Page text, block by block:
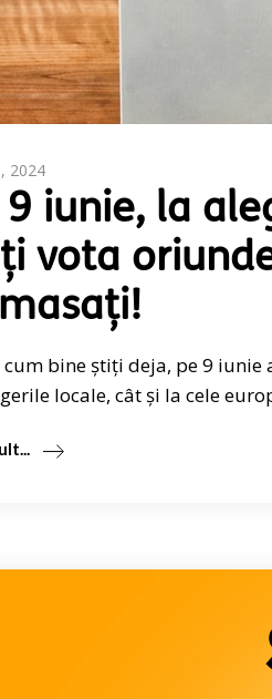
2024
9 iunie, la
vota
cum bine știți deja, pe 9 iunie
locale, cât și la cele